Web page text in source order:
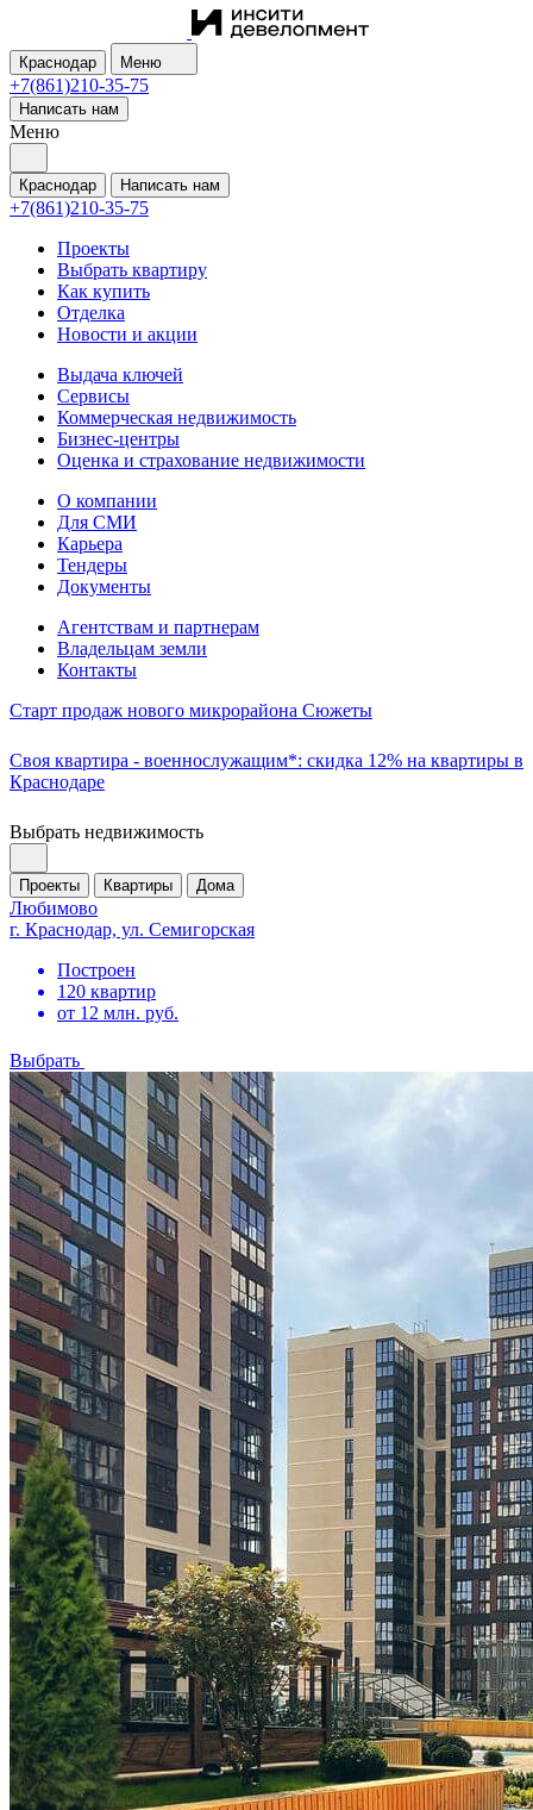
Краснодар Меню
+7(861)210-35-75
Написать нам
Меню
Краснодар Написать нам
+7(861)210-35-75
Проекты
Выбрать квартиру
Как купить
Отделка
Новости и акции
Выдача ключей
Сервисы
Коммерческая недвижимость
Бизнес-центры
Оценка и страхование недвижимости
О компании
Для СМИ
Карьера
Тендеры
Документы
Агентствам и партнерам
Владельцам земли
Контакты
Старт продаж нового микрорайона Сюжеты
Своя квартира - военнослужащим*: скидка 12% на квартиры в
Краснодаре
Выбрать недвижимость
Проекты Квартиры Дома
Любимово
г. Краснодар, ул. Семигорская
Построен
120 квартир
от 12 млн. руб.
Выбрать